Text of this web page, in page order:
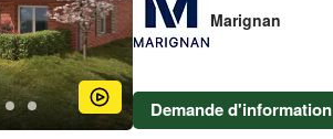
Marignan
Demande d'information